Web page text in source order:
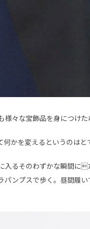
様々な宝飾品を身につけ
かを変えるというのはと
入るそのわずかな瞬間に
パンプスで歩く。昼間履